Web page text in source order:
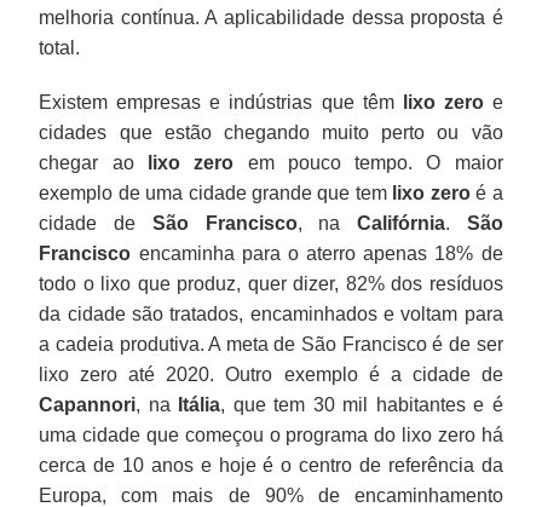
melhoria contínua. A aplicabilidade dessa proposta é
total.
Existem empresas e indústrias que têmlixo zeroe
cidades que estão chegando muito perto ou vão
chegar ao
lixo zero em pouco tempo. O maior
exemplo de uma cidade grande que tem lixo zeroé a
cidade de São Francisco, na Califórnia. São
Francisco encaminha para o aterro apenas 18% de
todo o lixo que produz, quer dizer, 82% dos resíduos
da cidade são tratados, encaminhados e voltam para
a cadeia produtiva. A meta de São Francisco é de ser
lixo zero até 2020. Outro exemplo é a cidade de
Capannori, na Itália, que tem 30 mil habitantes e é
uma cidade que começou o programa do lixo zero há
cerca de 10 anos e hoje é o centro de referência da
Europa, com mais de 90% de encaminhamento